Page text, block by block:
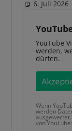
6. Juli 2026
YouTube
werden,
dürfen.
Wenn
werden
von YouTube: